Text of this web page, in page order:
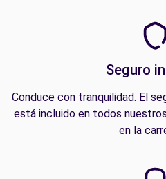
Seguro
Conduce con tranquilidad. El
está incluido en todos
en la